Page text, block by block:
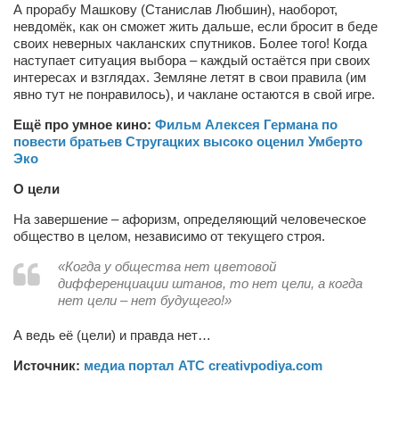
А прорабу Машкову (Станислав Любшин), наоборот,
невдомёк, как он сможет жить дальше, если бросит в беде
своих неверных чакланских спутников. Более того! Когда
наступает ситуация выбора – каждый остаётся при своих
интересах и взглядах. Земляне летят в свои правила (им
явно тут не понравилось), и чаклане остаются в свой игре.
Ещё про умное кино: Фильм Алексея Германа по
повести братьев Стругацких высоко оценил Умберто
Эко
О цели
На завершение – афоризм, определяющий человеческое
общество в целом, независимо от текущего строя.
«Когда у общества нет цветовой
дифференциации штанов, то нет цели, а когда
нет цели – нет будущего!»
А ведь её (цели) и правда нет…
Источник: медиа портал АТС creativpodiya.com